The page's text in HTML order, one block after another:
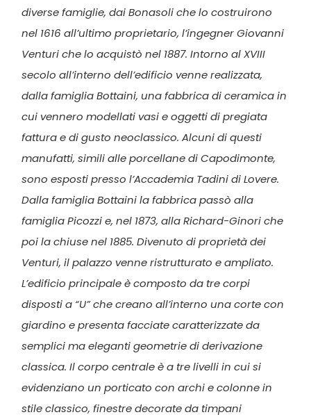
diverse famiglie, dai Bonasoli che lo costruirono
nel 1616 all’ultimo proprietario, l’ingegner Giovanni
Venturi che lo acquistò nel 1887. Intorno al XVIII
secolo all’interno dell’edificio venne realizzata,
dalla famiglia Bottaini, una fabbrica di ceramica in
cui vennero modellati vasi e oggetti di pregiata
fattura e di gusto neoclassico. Alcuni di questi
manufatti, simili alle porcellane di Capodimonte,
sono esposti presso l’Accademia Tadini di Lovere.
Dalla famiglia Bottaini la fabbrica passò alla
famiglia Picozzi e, nel 1873, alla Richard-Ginori che
poi la chiuse nel 1885. Divenuto di proprietà dei
Venturi, il palazzo venne ristrutturato e ampliato.
L’edificio principale è composto da tre corpi
disposti a “U” che creano all’interno una corte con
giardino e presenta facciate caratterizzate da
semplici ma eleganti geometrie di derivazione
classica. Il corpo centrale è a tre livelli in cui si
evidenziano un porticato con archi e colonne in
stile classico, finestre decorate da timpani